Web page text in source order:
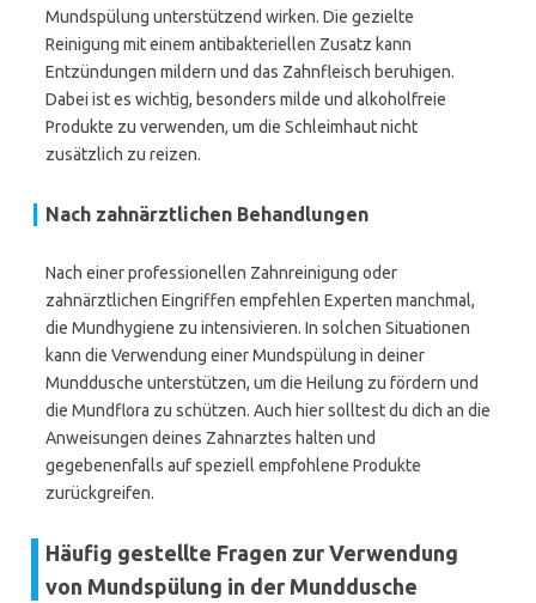
Mundspülung unterstützend wirken. Die gezielte
Reinigung mit einem antibakteriellen Zusatz kann
Entzündungen mildern und das Zahnfleisch beruhigen.
Dabei ist es wichtig, besonders milde und alkoholfreie
Produkte zu verwenden, um die Schleimhaut nicht
zusätzlich zu reizen.
Nach zahnärztlichen Behandlungen
Nach einer professionellen Zahnreinigung oder
zahnärztlichen Eingriffen empfehlen Experten manchmal,
die Mundhygiene zu intensivieren. In solchen Situationen
kann die Verwendung einer Mundspülung in deiner
Munddusche unterstützen, um die Heilung zu fördern und
die Mundflora zu schützen. Auch hier solltest du dich an die
Anweisungen deines Zahnarztes halten und
gegebenenfalls auf speziell empfohlene Produkte
zurückgreifen.
Häufig gestellte Fragen zur Verwendung
von Mundspülung in der Munddusche